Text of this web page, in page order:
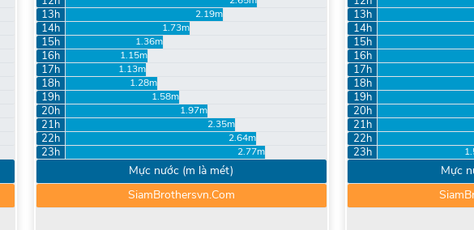
13h 2.19m
14h 1.73m
15h 1.36m
16h 1.15m
17h 1.13m
18h 1.28m
19h 1.58m
20h 1.97m
21h 2.35m
22h 2.64m
23h 2.77m
Mực nước (m là mét)
SiamBrothersvn.Com
13h
14h
15h
16h
17h
18h
19h
20h
21h
22h
23h
Mực